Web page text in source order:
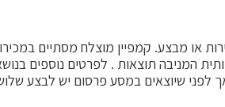
או מבצע. קמפיין מוצלח מסתיים
המניבה תוצאות . לפרטים נוספים
לפני שיוצאים במסע פרסום יש לבצע